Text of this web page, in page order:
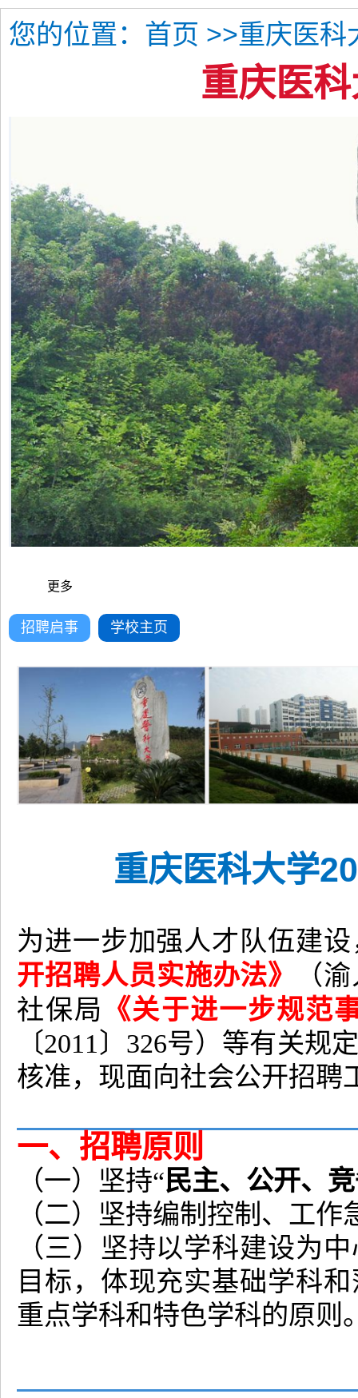
您的位置： 首页 >>重庆医科
重庆医
更多
招聘启事 学校主页
重庆医科大学
为进一步加强人才队伍建
开招聘人员实施办法》
（
社保局 《关于进一步规范
〔2011〕326号）等有关
核准，现面向社会公开招聘
一、招聘原则
（一）坚持“民主、公开、
（二）坚持编制控制、工
（三）坚持以学科建设为
目标，体现充实基础学科
重点学科和特色学科的原则